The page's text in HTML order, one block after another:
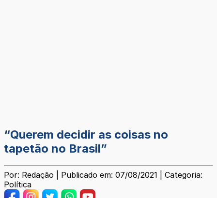
“Querem decidir as coisas no
tapetão no Brasil”
Por: Redação | Publicado em: 07/08/2021 | Categoria:
Política